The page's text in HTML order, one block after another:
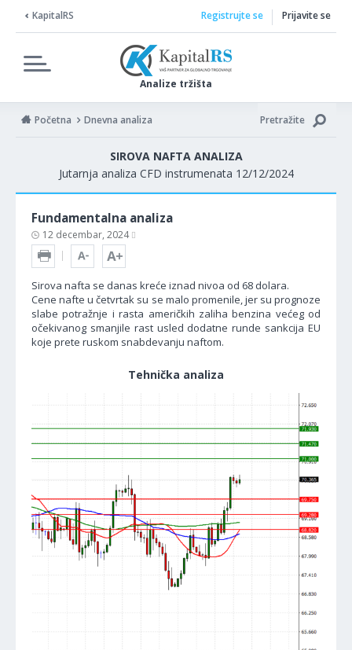
KapitalRS
Analize tržišta
Registrujte se Prijavite se
Početna Dnevna analiza Pretražite
SIROVA NAFTA ANALIZA
Jutarnja analiza CFD instrumenata 12/12/2024
Fundamentalna analiza
12 decembar, 2024
Sirova nafta se danas kreće iznad nivoa od 68 dolara.
Cene nafte u četvrtak su se malo promenile, jer su prognoze
slabe potražnje i rasta američkih zaliha benzina većeg od
očekivanog smanjile rast usled dodatne runde sankcija EU
koje prete ruskom snabdevanju naftom.
Tehnička analiza